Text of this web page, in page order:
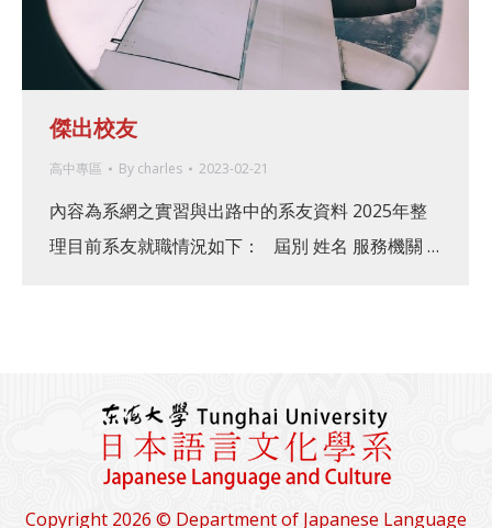
傑出校友
高中專區 By charles 2023-02-21
內容為系網之實習與出路中的系友資料 2025年整
理目前系友就職情況如下： 屆別 姓名 服務機關 …
Copyright 2026 © Department of Japanese Language